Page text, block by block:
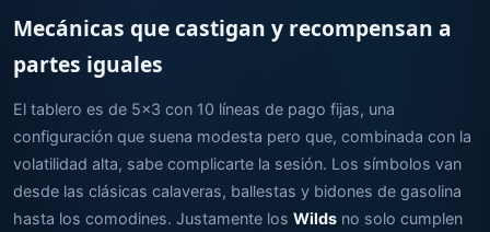
Mecánicas que castigan y recompensan a
partes iguales
El tablero es de 5x3 con 10 líneas de pago fijas, una
configuración que suena modesta pero que, combinada con la
volatilidad alta, sabe complicarte la sesión. Los símbolos van
desde las clásicas calaveras, ballestas y bidones de gasolina
hasta los comodines. Justamente los Wilds no solo cumplen